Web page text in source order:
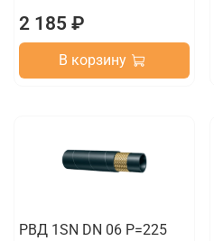
2 185 ₽
В корзину
РВД 1SN DN 06 P=225